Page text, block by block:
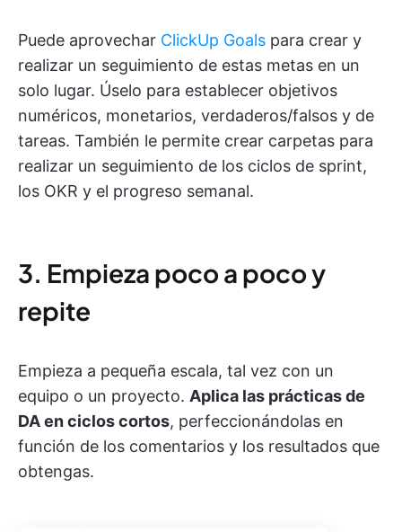
Puede aprovechar ClickUp Goals para crear y
realizar un seguimiento de estas metas en un
solo lugar. Úselo para establecer objetivos
numéricos, monetarios, verdaderos/falsos y de
tareas. También le permite crear carpetas para
realizar un seguimiento de los ciclos de sprint,
los OKR y el progreso semanal.
3. Empieza poco a poco y
repite
Empieza a pequeña escala, tal vez con un
equipo o un proyecto. Aplica las prácticas de
DA en ciclos cortos, perfeccionándolas en
función de los comentarios y los resultados que
obtengas.